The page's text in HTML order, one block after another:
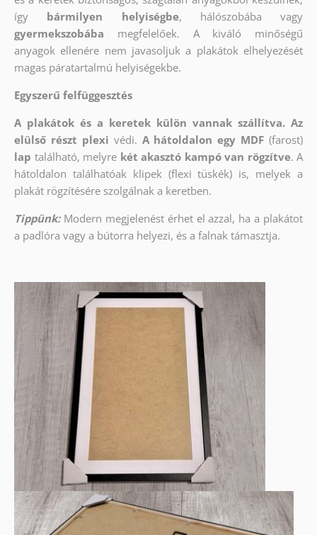
így
bármilyen helyiségbe, hálószobába vagy
gyermekszobába
megfelelőek. A kiváló minőségű
anyagok ellenére nem javasoljuk a plakátok elhelyezését
magas páratartalmú helyiségekbe.
Egyszerű felfüggesztés
A plakátok és a keretek külön vannak szállítva. Az
elülső részt plexi védi. A hátoldalon egy MDF (farost)
lap található, melyre két akasztó kampó van rögzítve. A
hátoldalon találhatóak klipek (flexi tüskék) is, melyek a
plakát rögzítésére szolgálnak a keretben.
Tippünk: Modern megjelenést érhet el azzal, ha a plakátot
a padlóra vagy a bútorra helyezi, és a falnak támasztja.